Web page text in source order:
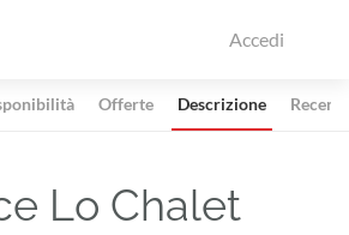
Accedi
Offerte Descrizione
Lo Chalet